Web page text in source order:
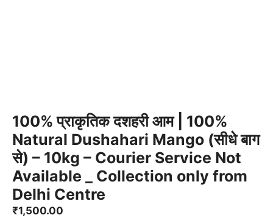
100% प्राकृतिक दशहरी आम | 100%
Natural Dushahari Mango (सीधे बाग
से) – 10kg – Courier Service Not
Available _ Collection only from
Delhi Centre
₹1,500.00